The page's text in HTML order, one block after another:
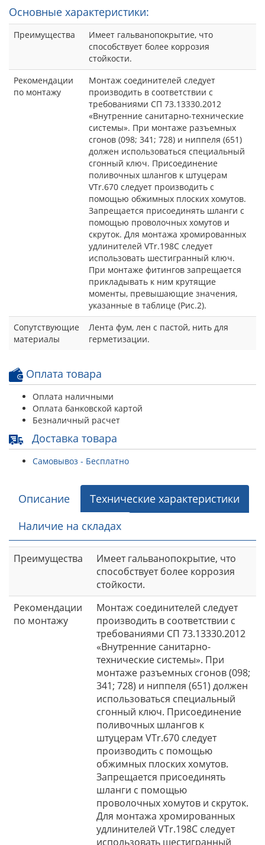
Основные характеристики:
Преимущества
Имеет гальванопокрытие, что
способствует более коррозия
стойкости.
Рекомендации
по монтажу
Монтаж соединителей следует
производить в соответствии с
требованиями СП 73.13330.2012
«Внутренние санитарно-технические
системы». При монтаже разъемных
сгонов (098; 341; 728) и ниппеля (651)
должен использоваться специальный
сгонный ключ. Присоединение
поливочных шлангов к штуцерам
VTr.670 следует производить с
помощью обжимных плоских хомутов.
Запрещается присоединять шланги с
помощью проволочных хомутов и
скруток. Для монтажа хромированных
удлинителей VTr.198C следует
использовать шестигранный ключ.
При монтаже фитингов запрещается
прикладывать к ним крутящие
моменты, превышающие значения,
указанные в таблице (Рис.2).
Сопутствующие
материалы
Лента фум, лен с пастой, нить для
герметизации.
Оплата товара
Оплата наличными
Оплата банковской картой
Безналичный расчет
Доставка товара
Самовывоз - Бесплатно
Описание
Технические характеристики
Наличие на складах
Преимущества
Имеет гальванопокрытие, что
способствует более коррозия
стойкости.
Рекомендации
по монтажу
Монтаж соединителей следует
производить в соответствии с
требованиями СП 73.13330.2012
«Внутренние санитарно-
технические системы». При
монтаже разъемных сгонов (098;
341; 728) и ниппеля (651) должен
использоваться специальный
сгонный ключ. Присоединение
поливочных шлангов к
штуцерам VTr.670 следует
производить с помощью
обжимных плоских хомутов.
Запрещается присоединять
шланги с помощью
проволочных хомутов и скруток.
Для монтажа хромированных
удлинителей VTr.198C следует
использовать шестигранный